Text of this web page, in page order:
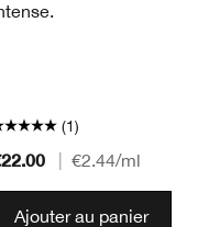
(1)
€2.44/ml
Ajouter au panier